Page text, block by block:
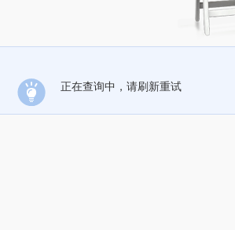
正在查询中，请刷新重试